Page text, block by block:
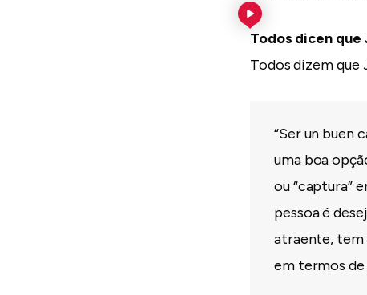
Todos dicen que
Todos dizem que
“Ser un buen
uma boa
ou “captura”
pessoa é
atraente, tem
em termos